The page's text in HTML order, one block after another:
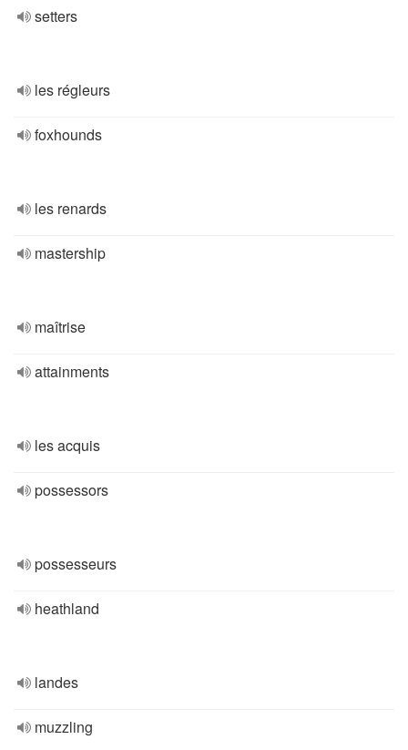
setters
les régleurs
foxhounds
les renards
mastership
maîtrise
attainments
les acquis
possessors
possesseurs
heathland
landes
muzzling